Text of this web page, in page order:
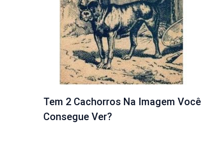
Tem 2 Cachorros Na Imagem Você
Consegue Ver?